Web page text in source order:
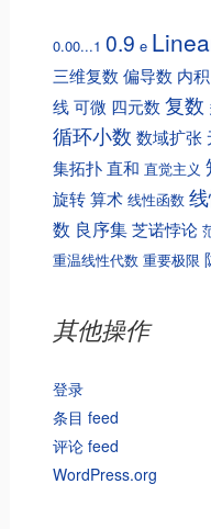
0.00...1 0.9 e
三维复数 偏导数 内积
线可微 四元数 复数
循环小数 数域扩张
集拓扑直和 直觉主义
旋转算术 线性函数
数 良序集芝诺悖论
重温线性代数 重要极限
其他操作
登录
条目 feed
评论 feed
WordPress.org